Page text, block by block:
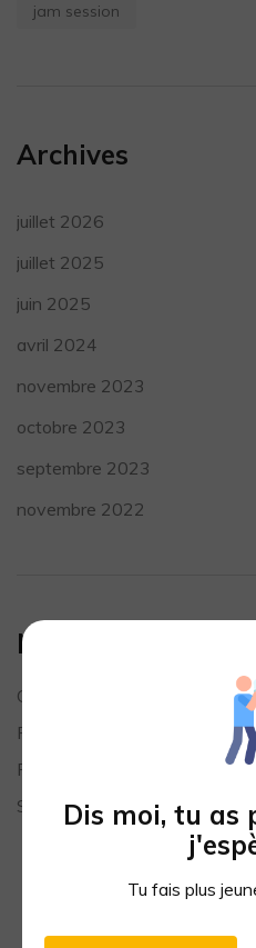
jam session
Archives
juillet 2026
juillet 2025
juin 2025
avril 2024
novembre 2023
octobre 2023
septembre 2023
novembre 2022
Méta
Connexion
Flux des publications
Flux des commentaires
Site de WordPress-FR
Dis moi, tu as
Tu fais plus